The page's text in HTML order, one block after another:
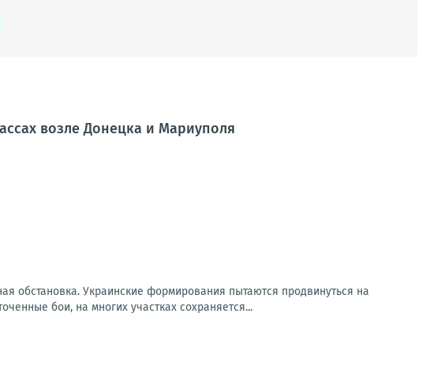
возле Донецка и Мариуполя
обстановка. Украинские формирования пытаются продвинуться на
бои, на многих участках сохраняется...